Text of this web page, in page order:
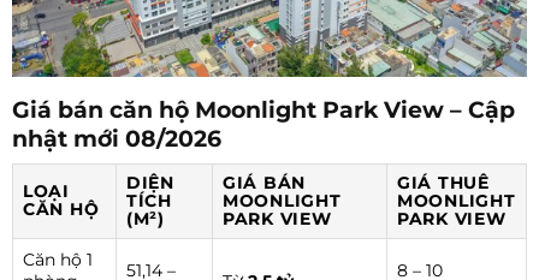
Giá bán căn hộ Moonlight Park View – Cập
nhật mới 08/2026
LOẠI
CĂN HỘ
DIỆN
TÍCH
(M²)
GIÁ BÁN
MOONLIGHT
PARK VIEW
GIÁ THUÊ
MOONLIGHT
PARK VIEW
Căn hộ 1
51,14 –
8 – 10